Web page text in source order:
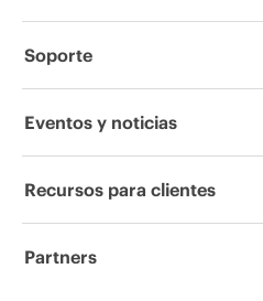
Acerca de HPE
Responsabilidad corporativa
Laboratorios HPE
Soporte
Servicios de soporte operativo
Software y controladores
Eventos y noticias
Eventos
Recursos para clientes
Contacta con nosotros
Partners